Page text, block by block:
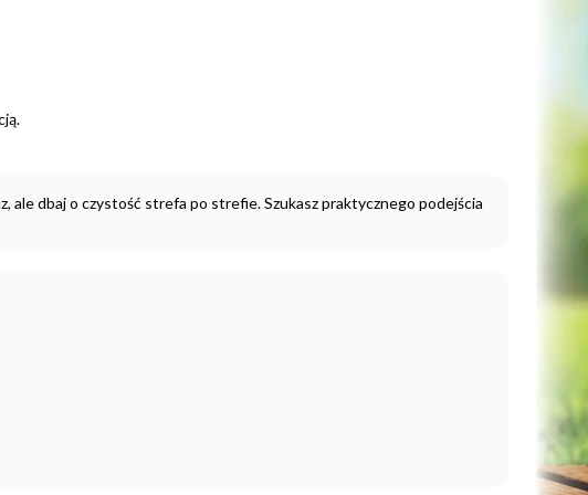
dbaj o czystość strefa po strefie. Szukasz praktycznego podejścia